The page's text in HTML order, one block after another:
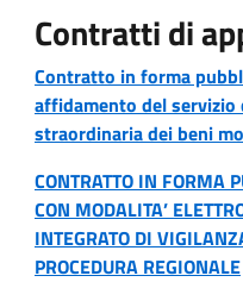
Contratti di
Contratto in forma
affidamento del
straordinaria dei beni
CONTRATTO IN FORMA
CON MODALITA’
INTEGRATO DI
PROCEDURA REGIONALE